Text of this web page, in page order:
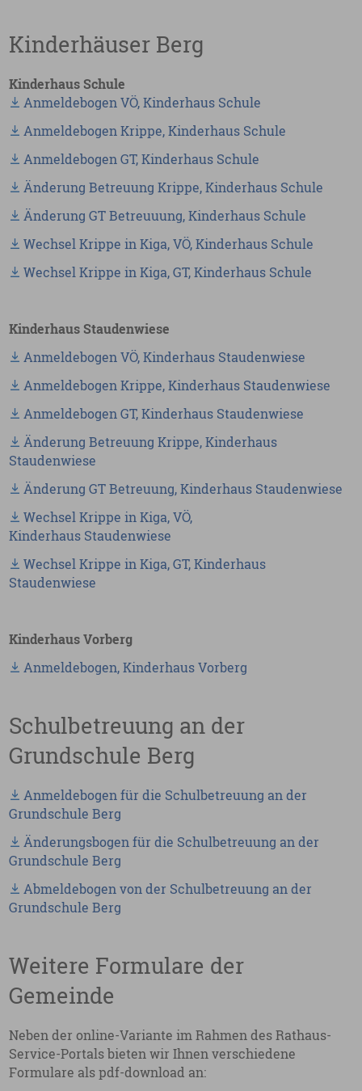
Kinderhäuser Berg
Kinderhaus Schule
Anmeldebogen VÖ, Kinderhaus Schule
Anmeldebogen Krippe, Kinderhaus Schule
Anmeldebogen GT, Kinderhaus Schule
Änderung Betreuung Krippe, Kinderhaus Schule
Änderung GT Betreuuung, Kinderhaus Schule
Wechsel Krippe in Kiga, VÖ, Kinderhaus Schule
Wechsel Krippe in Kiga, GT, Kinderhaus Schule
Kinderhaus Staudenwiese
Anmeldebogen VÖ, Kinderhaus Staudenwiese
Anmeldebogen Krippe, Kinderhaus Staudenwiese
Anmeldebogen GT, Kinderhaus Staudenwiese
Änderung Betreuung Krippe, Kinderhaus
Staudenwiese
Änderung GT Betreuung, Kinderhaus Staudenwiese
Wechsel Krippe in Kiga, VÖ,
Kinderhaus Staudenwiese
Wechsel Krippe in Kiga, GT, Kinderhaus
Staudenwiese
Kinderhaus Vorberg
Anmeldebogen, Kinderhaus Vorberg
Schulbetreuung an der
Grundschule Berg
Anmeldebogen für die Schulbetreuung an der
Grundschule Berg
Änderungsbogen für die Schulbetreuung an der
Grundschule Berg
Abmeldebogen von der Schulbetreuung an der
Grundschule Berg
Weitere Formulare der
Gemeinde
Neben der online-Variante im Rahmen des Rathaus-
Service-Portals bieten wir Ihnen verschiedene
Formulare als pdf-download an: